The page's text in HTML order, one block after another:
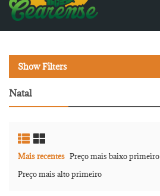
Show Filters
Natal
Mais recentes Preço mais baixo primeiro
Preço mais alto primeiro